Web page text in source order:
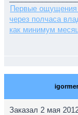
Первые ощущения
через полчаса
как минимум
Заказал 2 мая